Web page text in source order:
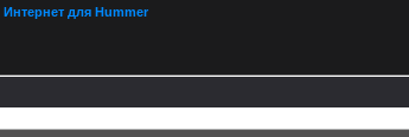
Интернет для Hummer